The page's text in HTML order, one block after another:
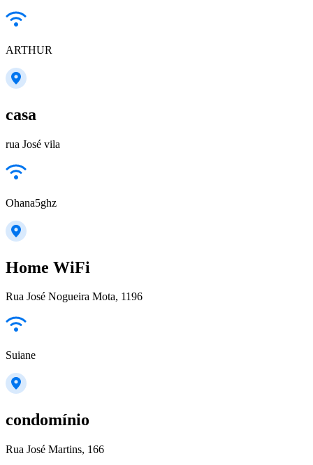
ARTHUR
casa
rua José vila
Ohana5ghz
Home WiFi
Rua José Nogueira Mota, 1196
Suiane
condomínio
Rua José Martins, 166